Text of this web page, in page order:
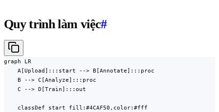
Quy trình làm việc#
graph LR
    A[Upload]:::start --> B[Annotate]:::proc
    B --> C[Analyze]:::proc
    C --> D[Train]:::out
    classDef start fill:#4CAF50,color:#fff